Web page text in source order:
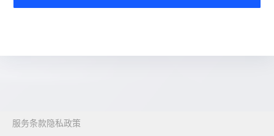
服务条款 隐私政策